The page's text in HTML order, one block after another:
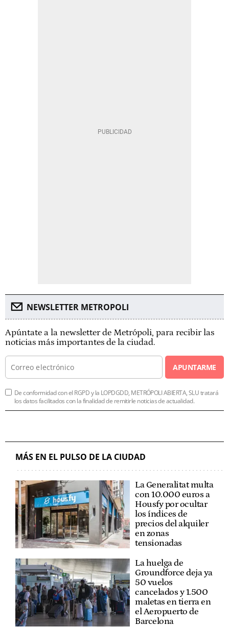
NEWSLETTER METROPOLI
Apúntate a la newsletter de Metrópoli, para recibir las
noticias más importantes de la ciudad.
APUNTARME
De conformidad con el RGPD y la LOPDGDD, METRÓPOLI ABIERTA, SLU tratará
los datos facilitados con la finalidad de remitirle noticias de actualidad.
MÁS EN EL PULSO DE LA CIUDAD
La Generalitat multa
con 10.000 euros a
Housfy por ocultar
los índices de
precios del alquiler
en zonas
tensionadas
La huelga de
Groundforce deja ya
50 vuelos
cancelados y 1.500
maletas en tierra en
el Aeropuerto de
Barcelona